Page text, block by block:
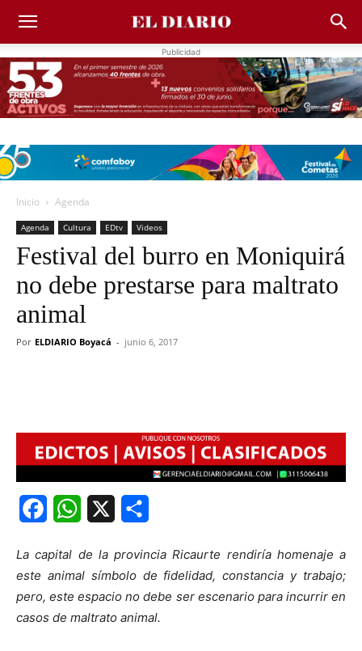
Publicidad
Inicio Agenda
Agenda Cultura EDtv Videos
Festival del burro en Moniquirá
no debe prestarse para maltrato
animal
Por ELDIARIO Boyacá - junio 6, 2017
FacebookWhatsApp
La capital de la provincia Ricaurte rendiría homenaje a
este animal símbolo de fidelidad, constancia y trabajo;
pero, este espacio no debe ser escenario para incurrir en
casos de maltrato animal.